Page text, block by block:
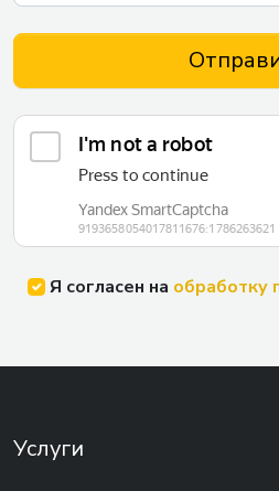
Я согласен на обработку
Услуги